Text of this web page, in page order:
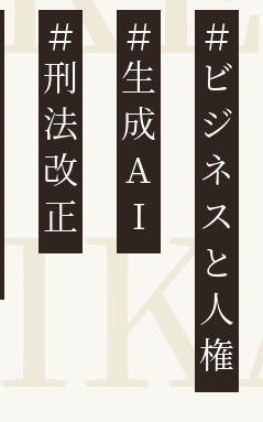
刑法改正 生成AI ビジネスと人権